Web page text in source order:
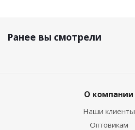
Ранее вы смотрели
О компании
Наши клиенты
Оптовикам